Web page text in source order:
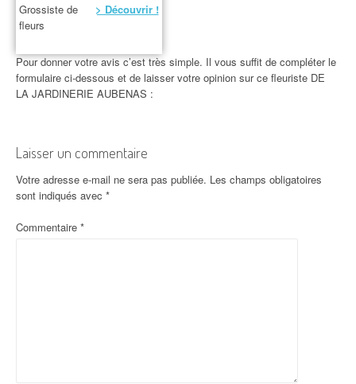
Grossiste de
fleurs
> Découvrir !
Pour donner votre avis c’est très simple. Il vous suffit de compléter le
formulaire ci-dessous et de laisser votre opinion sur ce fleuriste DE
LA JARDINERIE AUBENAS :
Laisser un commentaire
Votre adresse e-mail ne sera pas publiée. Les champs obligatoires
sont indiqués avec *
Commentaire *